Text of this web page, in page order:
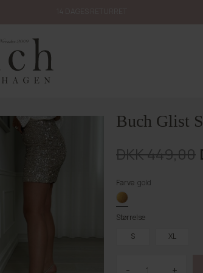
Buch Glist
DKK 449,00
Farve gold
Størrelse
S
XL
- +